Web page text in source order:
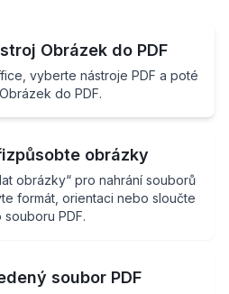
Obrázek do PDF
vyberte nástroje PDF a poté
do PDF.
obrázky
obrázky“ pro nahrání souborů
formát, orientaci nebo sloučte
PDF.
soubor PDF